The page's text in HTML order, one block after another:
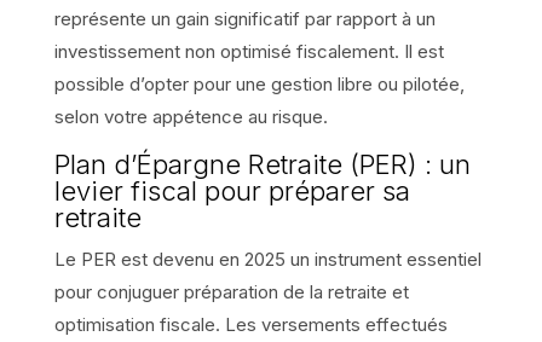
représente un gain significatif par rapport à un
investissement non optimisé fiscalement. Il est
possible d’opter pour une gestion libre ou pilotée,
selon votre appétence au risque.
Plan d’Épargne Retraite (PER) : un
levier fiscal pour préparer sa
retraite
Le PER est devenu en 2025 un instrument essentiel
pour conjuguer préparation de la retraite et
optimisation fiscale. Les versements effectués